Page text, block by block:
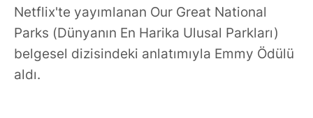
Netflix'te yayımlanan Our Great National
Parks (Dünyanın En Harika Ulusal Parkları)
belgesel dizisindeki anlatımıyla Emmy Ödülü
aldı.